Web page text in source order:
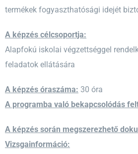
termékek fogyaszthatósági idejét
A képzés célcsoportja:
Alapfokú iskolai végzettséggel
feladatok ellátására
A képzés óraszáma: 30 óra
A programba való bekapcsolódás
A képzés során megszerezhető
Vizsgainformáció: